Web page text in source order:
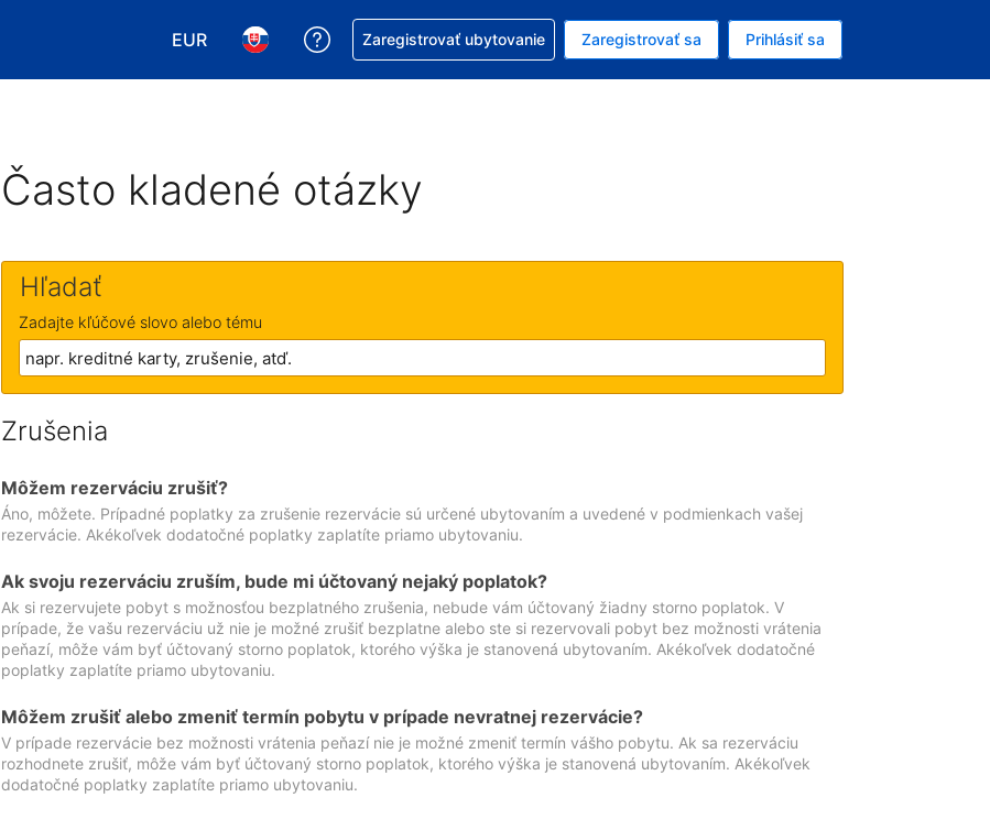
EUR
Vybrať menu. Momentálne máte zvolenú menu EUR
Vybrať jazyk. Momentálne máte zvolený jazyk V slovenčine
Získajte pomoc s rezerváciou
Zaregistrovať ubytovanie Zaregistrovať sa Prihlásiť sa
Často kladené otázky
Hľadať
Zadajte kľúčové slovo alebo tému
Zrušenia
Môžem rezerváciu zrušiť?
Áno, môžete. Prípadné poplatky za zrušenie rezervácie sú určené ubytovaním a uvedené v podmienkach vašej
rezervácie. Akékoľvek dodatočné poplatky zaplatíte priamo ubytovaniu.
Ak svoju rezerváciu zruším, bude mi účtovaný nejaký poplatok?
Ak si rezervujete pobyt s možnosťou bezplatného zrušenia, nebude vám účtovaný žiadny storno poplatok. V
prípade, že vašu rezerváciu už nie je možné zrušiť bezplatne alebo ste si rezervovali pobyt bez možnosti vrátenia
peňazí, môže vám byť účtovaný storno poplatok, ktorého výška je stanovená ubytovaním. Akékoľvek dodatočné
poplatky zaplatíte priamo ubytovaniu.
Môžem zrušiť alebo zmeniť termín pobytu v prípade nevratnej rezervácie?
V prípade rezervácie bez možnosti vrátenia peňazí nie je možné zmeniť termín vášho pobytu. Ak sa rezerváciu
rozhodnete zrušiť, môže vám byť účtovaný storno poplatok, ktorého výška je stanovená ubytovaním. Akékoľvek
dodatočné poplatky zaplatíte priamo ubytovaniu.